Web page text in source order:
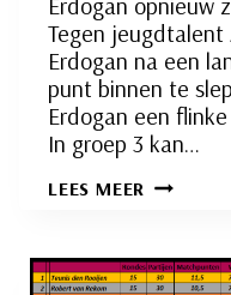
Tegen jeugdtalent
Erdogan na een
punt binnen te
Erdogan een
In groep 3 kan…
LEES MEER FERHAT
LONEN